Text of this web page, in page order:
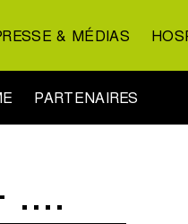
& MÉDIAS
PARTENAIRES
....